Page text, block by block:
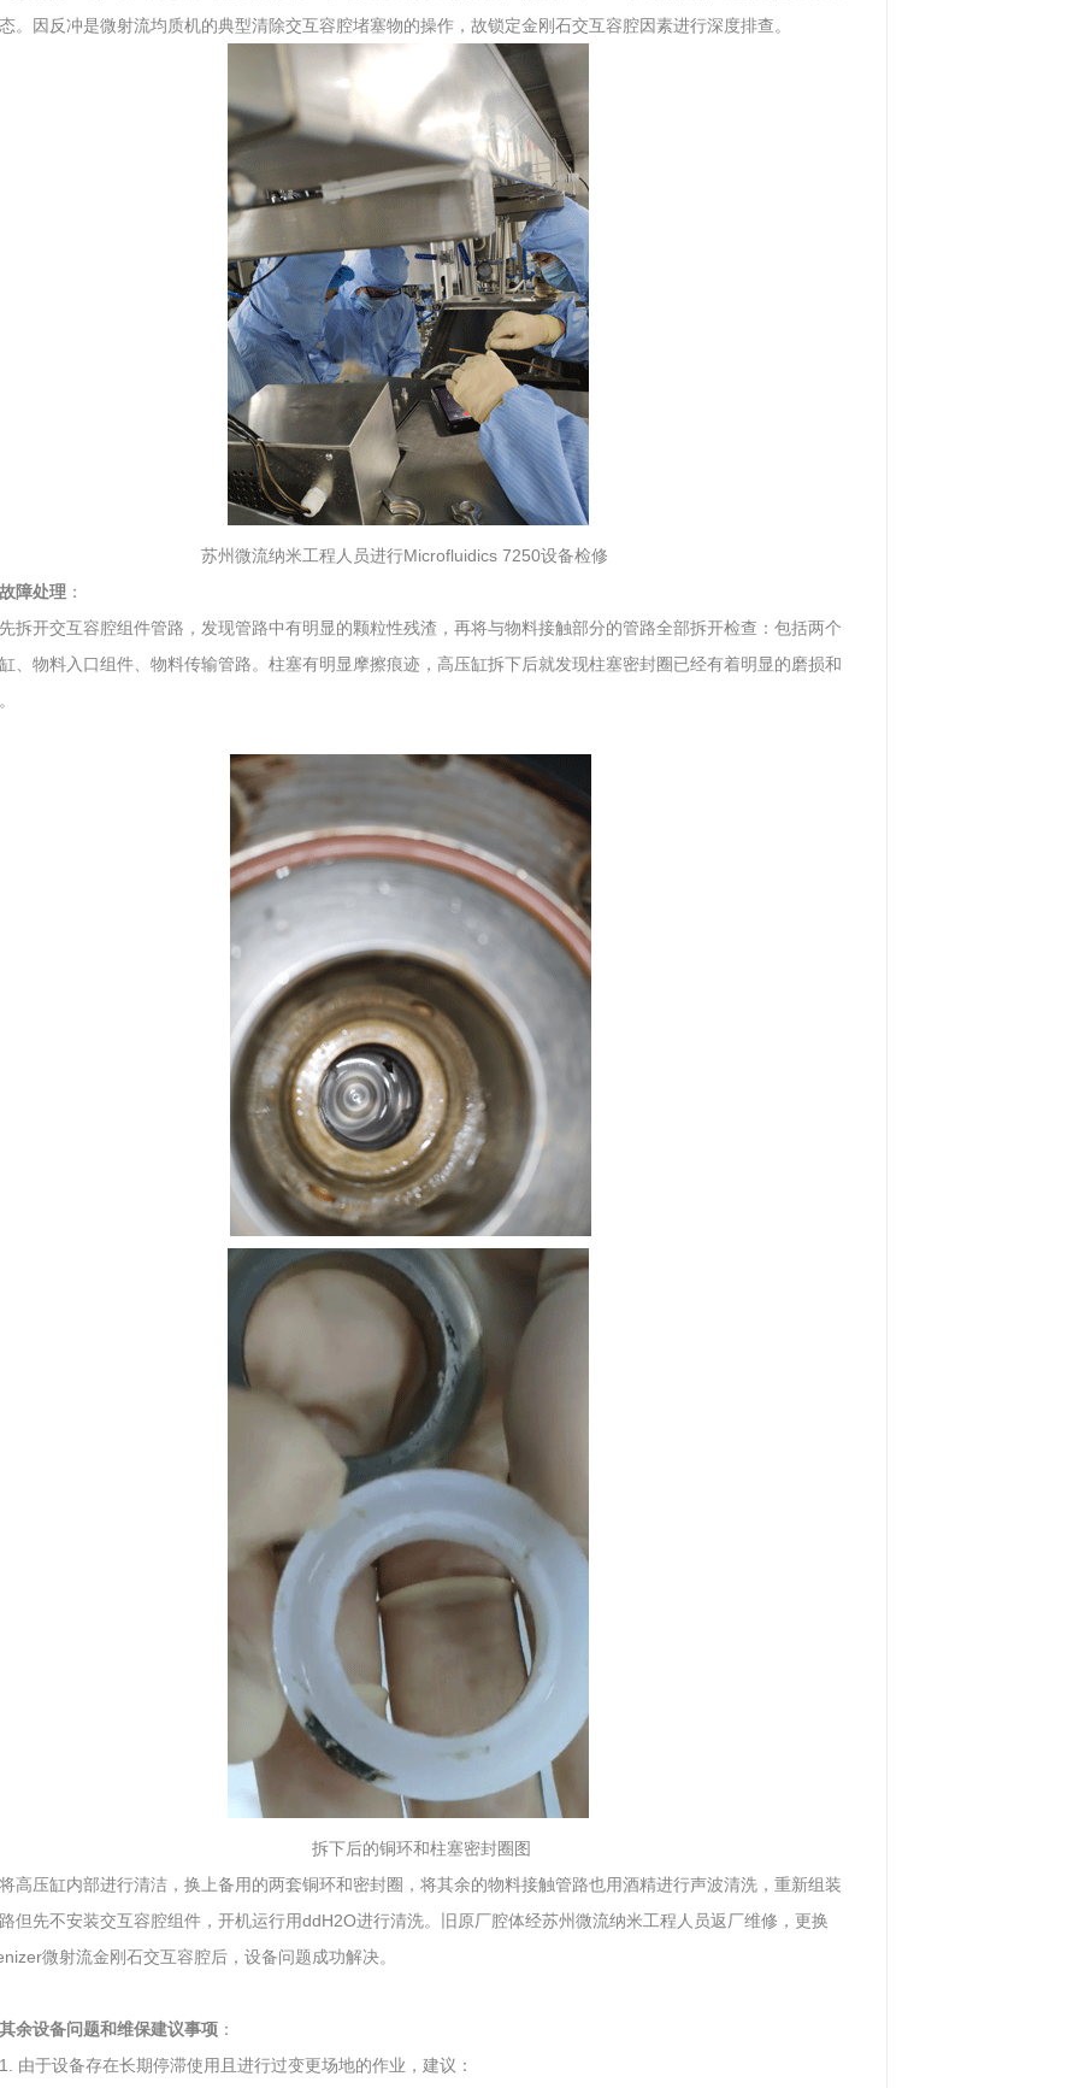
。因反冲是微射流均质机的典型清除交互容腔堵塞物的操作，故锁定金刚石交互容腔因素进行深度排查。
苏州微流纳米工程人员进行Microfluidics 7250设备检修
故障处理 ：
先拆开交互容腔组件管路，发现管路中有明显的颗粒性残渣，再将与物料接触部分的管路全部拆开检查：包括两个
、物料入口组件、物料传输管路。柱塞有明显摩擦痕迹，高压缸拆下后就发现柱塞密封圈已经有着明显的磨损和
拆下后的铜环和柱塞密封圈图
将高压缸内部进行清洁，换上备用的两套铜环和密封圈，将其余的物料接触管路也用酒精进行声波清洗，重新组装
但先不安装交互容腔组件，开机运行用ddH2O进行清洗。旧原厂腔体经苏州微流纳米工程人员返厂维修，更换
微射流金刚石交互容腔后，设备问题成功解决。
其余设备问题和维保建议事项 ：
1. 由于设备存在长期停滞使用且进行过变更场地的作业，建议：